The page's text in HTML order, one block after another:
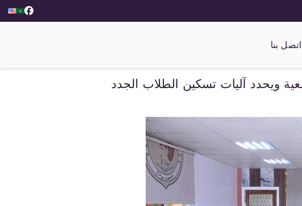
اتصل بنا
ويحدد آليات تسكين الطلاب الجدد